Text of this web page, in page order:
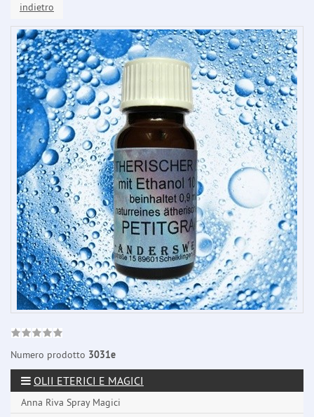
indietro
Numero prodotto 3031e
OLII ETERICI E MAGICI
Anna Riva Spray Magici